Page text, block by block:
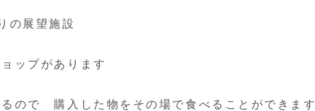
の展望施設
ップがあります
ので 購入した物をその場で食べることができます